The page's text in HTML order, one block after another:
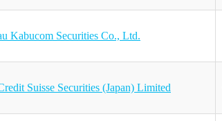
Kabucom Securities Co., Ltd.
Suisse Securities (Japan) Limited